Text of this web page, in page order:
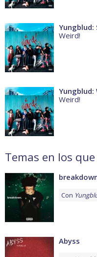
Weird!
Yungblud:
Weird!
Temas en los
Con
Abyss